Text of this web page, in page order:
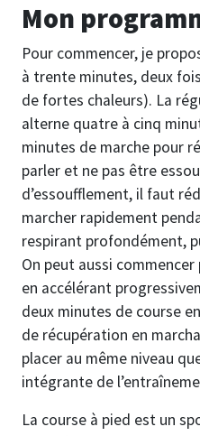
Mon
Pour commencer, je
à trente minutes, deux
de fortes chaleurs). La
alterne quatre à cinq
minutes de marche pour
parler et ne pas être
d’essoufflement, il faut
marcher rapidement
respirant profondément,
On peut aussi
en accélérant
deux minutes de course
de récupération en
placer au même niveau
intégrante de
La course à pied est un